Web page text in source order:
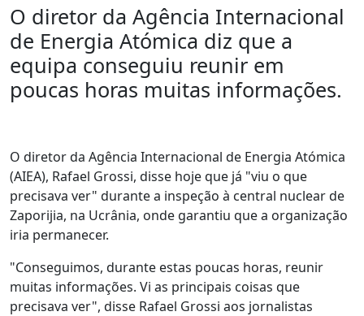
O diretor da Agência Internacional
de Energia Atómica diz que a
equipa conseguiu reunir em
poucas horas muitas informações.
O diretor da Agência Internacional de Energia Atómica
(AIEA), Rafael Grossi, disse hoje que já "viu o que
precisava ver" durante a inspeção à central nuclear de
Zaporijia, na Ucrânia, onde garantiu que a organização
iria permanecer.
"Conseguimos, durante estas poucas horas, reunir
muitas informações. Vi as principais coisas que
precisava ver", disse Rafael Grossi aos jornalistas